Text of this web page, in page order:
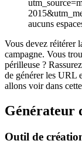
aucuns
Vous devez réitérer
campagne. Vous
périlleuse ?
de générer les URL
allons voir dans
Générateur
Outil de